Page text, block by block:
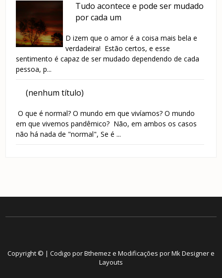
Tudo acontece e pode ser mudado
por cada um
D izem que o amor é a coisa mais bela e
verdadeira! Estão certos, e esse
sentimento é capaz de ser mudado dependendo de cada
pessoa, p...
(nenhum título)
O que é normal? O mundo em que vivíamos? O mundo
em que vivemos pandêmico? Não, em ambos os casos
não há nada de "normal", Se é ...
Copyright © | Codigo por Bthemez e Modificações porMk Designer e
Layouts